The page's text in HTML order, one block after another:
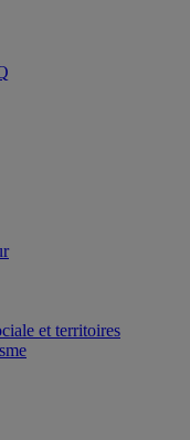
et territoires